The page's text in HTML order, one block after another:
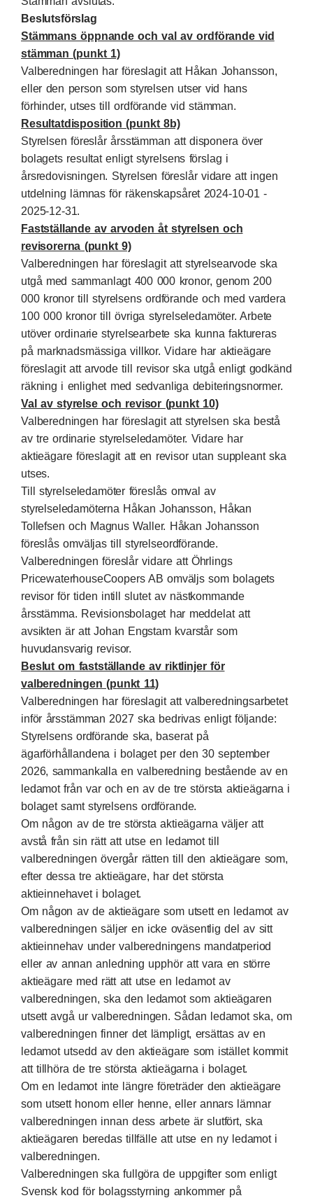
Beslutsförslag
Stämmans öppnande och val av ordförande vid
stämman (punkt 1)
Valberedningen har föreslagit att Håkan Johansson,
eller den person som styrelsen utser vid hans
förhinder, utses till ordförande vid stämman.
Resultatdisposition (punkt 8b)
Styrelsen föreslår årsstämman att disponera över
bolagets resultat enligt styrelsens förslag i
årsredovisningen. Styrelsen föreslår vidare att ingen
utdelning lämnas för räkenskapsåret 2024-10-01 -
2025-12-31.
Fastställande av arvoden åt styrelsen och
revisorerna (punkt 9)
Valberedningen har föreslagit att styrelsearvode ska
utgå med sammanlagt 400 000 kronor, genom 200
000 kronor till styrelsens ordförande och med vardera
100 000 kronor till övriga styrelseledamöter. Arbete
utöver ordinarie styrelsearbete ska kunna faktureras
på marknadsmässiga villkor. Vidare har aktieägare
föreslagit att arvode till revisor ska utgå enligt godkänd
räkning i enlighet med sedvanliga debiteringsnormer.
Val av styrelse och revisor (punkt 10)
Valberedningen har föreslagit att styrelsen ska bestå
av tre ordinarie styrelseledamöter. Vidare har
aktieägare föreslagit att en revisor utan suppleant ska
utses.
Till styrelseledamöter föreslås omval av
styrelseledamöterna Håkan Johansson, Håkan
Tollefsen och Magnus Waller. Håkan Johansson
föreslås omväljas till styrelseordförande.
Valberedningen föreslår vidare att Öhrlings
PricewaterhouseCoopers AB omväljs som bolagets
revisor för tiden intill slutet av nästkommande
årsstämma. Revisionsbolaget har meddelat att
avsikten är att Johan Engstam kvarstår som
huvudansvarig revisor.
Beslut om fastställande av riktlinjer för
valberedningen (punkt 11)
Valberedningen har föreslagit att valberedningsarbetet
inför årsstämman 2027 ska bedrivas enligt följande:
Styrelsens ordförande ska, baserat på
ägarförhållandena i bolaget per den 30 september
2026, sammankalla en valberedning bestående av en
ledamot från var och en av de tre största aktieägarna i
bolaget samt styrelsens ordförande.
Om någon av de tre största aktieägarna väljer att
avstå från sin rätt att utse en ledamot till
valberedningen övergår rätten till den aktieägare som,
efter dessa tre aktieägare, har det största
aktieinnehavet i bolaget.
Om någon av de aktieägare som utsett en ledamot av
valberedningen säljer en icke oväsentlig del av sitt
aktieinnehav under valberedningens mandatperiod
eller av annan anledning upphör att vara en större
aktieägare med rätt att utse en ledamot av
valberedningen, ska den ledamot som aktieägaren
utsett avgå ur valberedningen. Sådan ledamot ska, om
valberedningen finner det lämpligt, ersättas av en
ledamot utsedd av den aktieägare som istället kommit
att tillhöra de tre största aktieägarna i bolaget.
Om en ledamot inte längre företräder den aktieägare
som utsett honom eller henne, eller annars lämnar
valberedningen innan dess arbete är slutfört, ska
aktieägaren beredas tillfälle att utse en ny ledamot i
valberedningen.
Valberedningen ska fullgöra de uppgifter som enligt
Svensk kod för bolagsstyrning ankommer på